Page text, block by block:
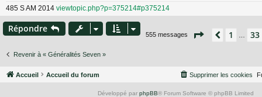
485 S AM 2014 viewtopic.php?p=375214#p375214
Répondre
555 messages Page 35 sur37
1 33
Revenir à « Généralités Seven »
Accueil Accueil du forum Supprimer les cookies
Développé par phpBB® Forum Software © phpBB Limited